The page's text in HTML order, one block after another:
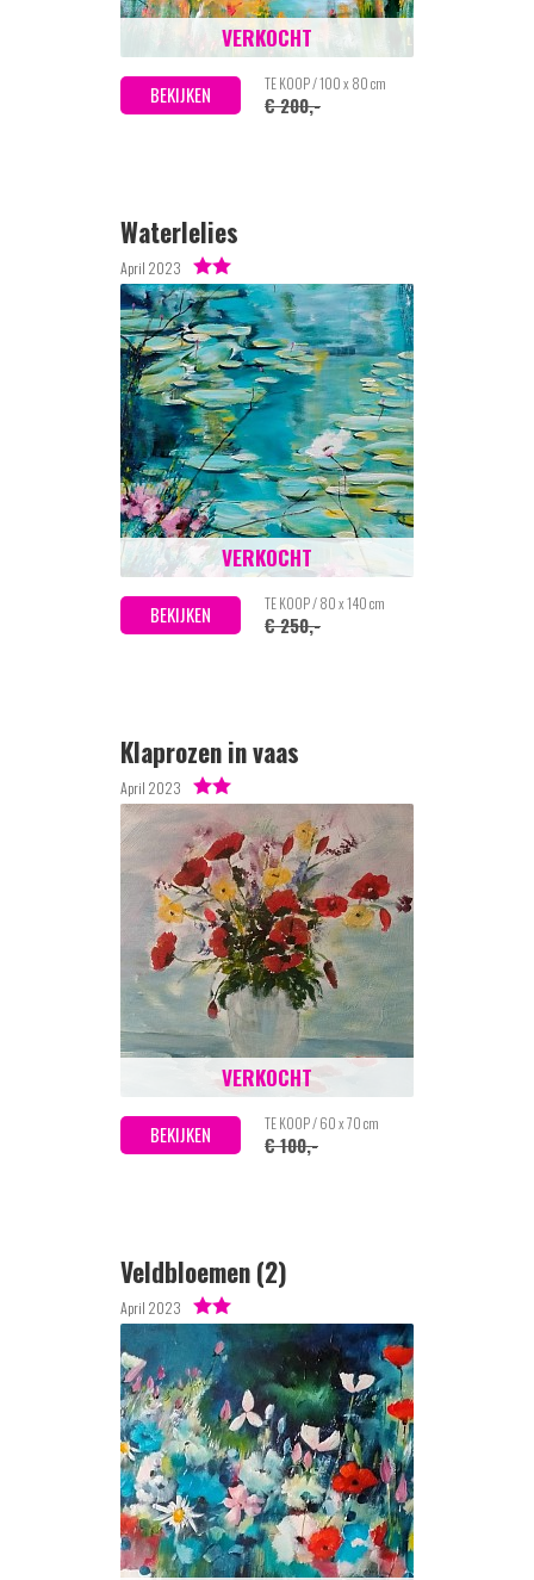
BEKIJKEN TE KOOP / 100 x 80 cm
€ 200,-
VERKOCHT
Waterlelies
April 2023
BEKIJKEN TE KOOP / 80 x 140 cm
€ 250,-
VERKOCHT
Klaprozen in vaas
April 2023
BEKIJKEN TE KOOP / 60 x 70 cm
€ 100,-
VERKOCHT
Veldbloemen (2)
April 2023